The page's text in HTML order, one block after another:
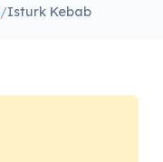
/Isturk Kebab